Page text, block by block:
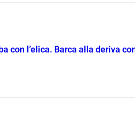
con l’elica. Barca alla deriva